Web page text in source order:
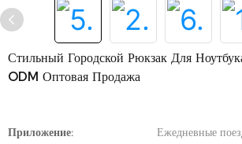
Стильный Городской Рюкзак Для
ODM Оптовая Продажа
Приложение:
Ежедневные